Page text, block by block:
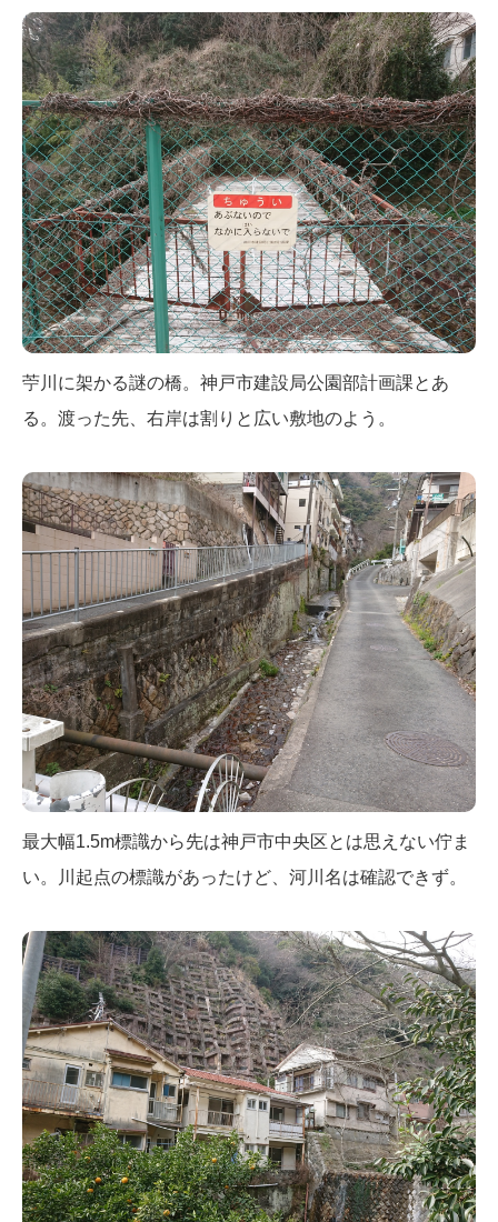
苧川に架かる謎の橋。神戸市建設局公園部計画課とあ
る。渡った先、右岸は割りと広い敷地のよう。
最大幅1.5m標識から先は神戸市中央区とは思えない佇ま
い。川起点の標識があったけど、河川名は確認できず。